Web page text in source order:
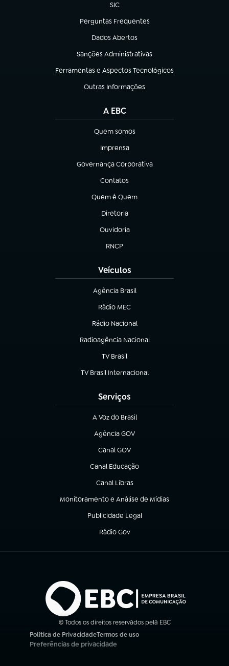
SIC
(abre em nova aba)
Perguntas Frequentes
(abre em nova aba)
Dados Abertos
(abre em nova aba)
Sanções Administrativas
(abre em nova aba)
Ferramentas e Aspectos Tecnológicos
(abre em nova aba)
Outras Informações
(abre em nova aba)
A EBC
Quem somos
(abre em nova aba)
Imprensa
(abre em nova aba)
Governança Corporativa
(abre em nova aba)
Contatos
(abre em nova aba)
Quem é Quem
(abre em nova aba)
Diretoria
(abre em nova aba)
Ouvidoria
(abre em nova aba)
RNCP
(abre em nova aba)
Veículos
Agência Brasil
(abre em nova aba)
Rádio MEC
Rádio Nacional
(abre em nova aba)
Radioagência Nacional
(abre em nova aba)
TV Brasil
(abre em nova aba)
TV Brasil Internacional
(abre em nova aba)
Serviços
A Voz do Brasil
(abre em nova aba)
Agência GOV
(abre em nova aba)
Canal GOV
(abre em nova aba)
Canal Educação
(abre em nova aba)
Canal Libras
(abre em nova aba)
Monitoramento e Análise de Mídias
(abre em nova aba)
Publicidade Legal
(abre em nova aba)
Rádio Gov
(abre em nova aba)
© Todos os direitos reservados pela EBC
Política de Privacidade
(abre em nova aba)
Termos de uso
(abre em nova aba)
Preferências de privacidade